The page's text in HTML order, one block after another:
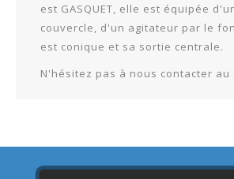
est GASQUET, elle est équipée
couvercle, d'un agitateur par le
est conique et sa sortie centrale.
N'hésitez pas à nous contacter au